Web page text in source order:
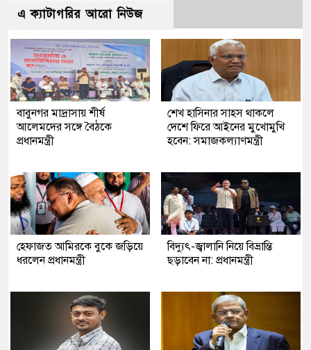
এ ক্যাটাগরির আরো নিউজ
বাবুনগর মাদ্রাসায় শীর্ষ
আলেমদের সঙ্গে বৈঠকে
প্রধানমন্ত্রী
শেখ হাসিনার সাহস থাকলে
দেশে ফিরে আইনের মুখোমুখি
হবেন: সমাজকল্যাণমন্ত্রী
হেফাজত আমিরকে বুকে জড়িয়ে
ধরলেন প্রধানমন্ত্রী
বিদ্যুৎ-জ্বালানি নিয়ে বিভ্রান্তি
ছড়াবেন না: প্রধানমন্ত্রী